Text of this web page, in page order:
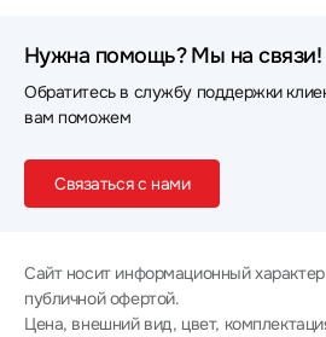
Нужна помощь? Мы на связи!
Обратитесь в службу поддержки
вам поможем
Связаться с нами
Сайт носит информационный характер
публичной офертой.
Цена, внешний вид, цвет,